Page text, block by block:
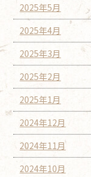
2025年5月
2025年4月
2025年3月
2025年2月
2025年1月
2024年12月
2024年11月
2024年10月